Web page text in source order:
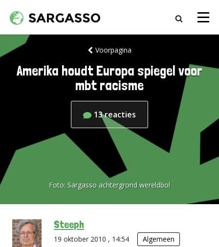
Voorpagina
Amerika houdt Europa spiegel voor
mbt racisme
13reacties
Foto: Sargasso achtergrond wereldbol
Steeph
19 oktober 2010 , 14:54 Algemeen